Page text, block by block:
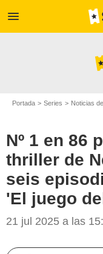
menu
Portada Series Noticias
Nº 1 en 86
thriller de
seis
'El juego
21 jul 2025 a las